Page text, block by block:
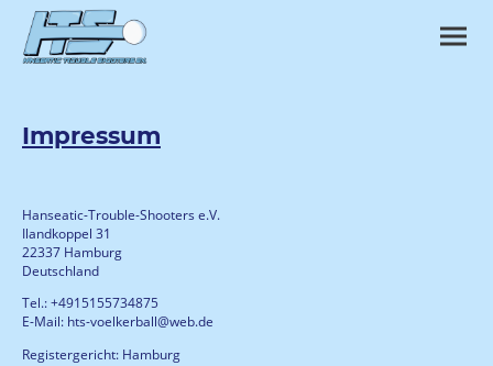
Impressum
Hanseatic-Trouble-Shooters e.V.
Ilandkoppel 31
22337 Hamburg
Deutschland
Tel.: +4915155734875
E-Mail: hts-voelkerball@web.de
Registergericht: Hamburg